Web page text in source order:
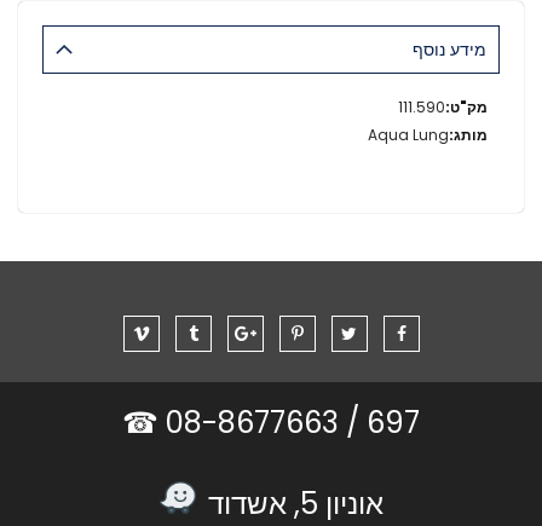
מידע נוסף
מידע
נוסף
111.590
Aqua Lung
697 /
אוניון 5, אשדוד